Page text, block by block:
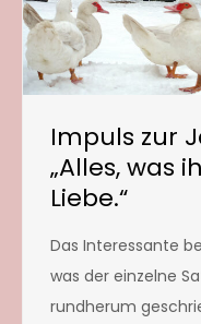
Impuls zur
„Alles, was
Liebe.“
Das Interessante
was der einzelne
rundherum